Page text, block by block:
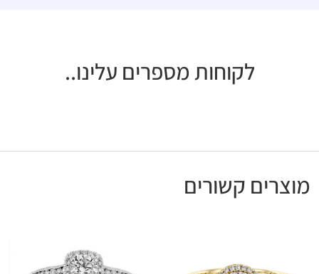
לקוחות מספרים עלינו..
מוצרים קשורים